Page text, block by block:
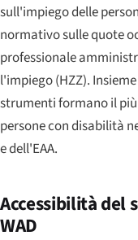
sull'impiego delle
normativo sulle quote
professionale
l'impiego (HZZ).
strumenti formano il
persone con disabilità
e dell'EAA.
Accessibilità del
WAD